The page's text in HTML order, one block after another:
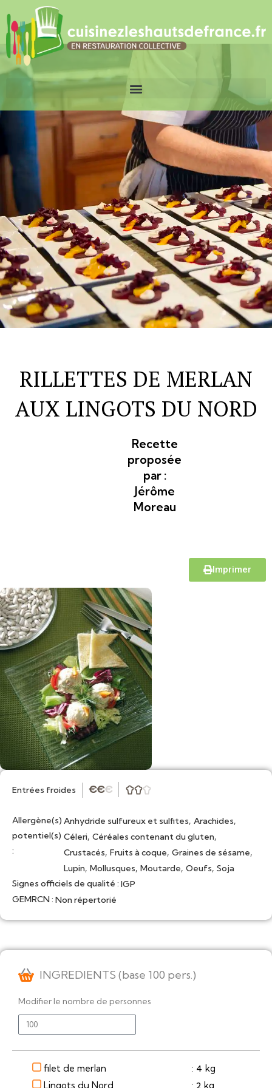
RILLETTES DE MERLAN
AUX LINGOTS DU NORD
Recette
proposée
par :
Jérôme
Moreau
Imprimer
Entrées froides ★★★ 
Allergène(s)
potentiel(s)
:
Anhydride sulfureux et sulfites, Arachides,
Céleri, Céréales contenant du gluten,
Crustacés, Fruits à coque, Graines de sésame,
Lupin, Mollusques, Moutarde, Oeufs, Soja
Signes officiels de qualité : IGP
GEMRCN : Non répertorié
INGREDIENTS (base 100 pers.)
Modifier le nombre de personnes
filet de merlan : 4 kg
Lingots du Nord
: 2 kg